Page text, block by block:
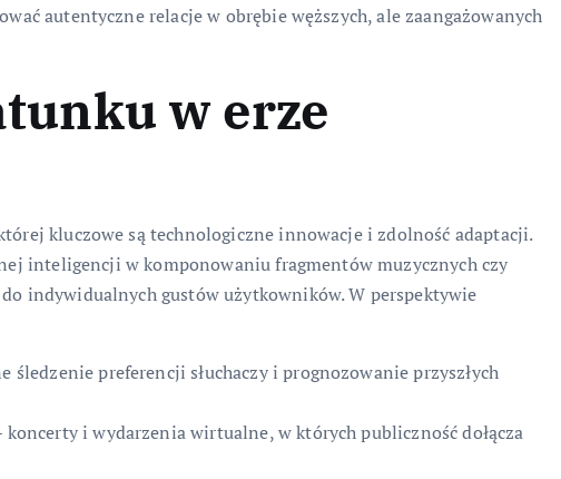
autentyczne relacje w obrębie węższych, ale zaangażowanych
w erze
kluczowe są technologiczne innowacje i zdolność adaptacji.
inteligencji w komponowaniu fragmentów muzycznych czy
indywidualnych gustów użytkowników. W perspektywie
śledzenie preferencji słuchaczy i prognozowanie przyszłych
koncerty i wydarzenia wirtualne, w których publiczność dołącza